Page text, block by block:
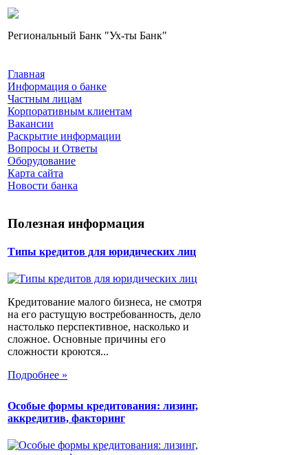
Региональный Банк "Ух-ты Банк"
Главная
Информация о банке
Частным лицам
Корпоративным клиентам
Вакансии
Раскрытие информации
Вопросы и Ответы
Оборудование
Карта сайта
Новости банка
Полезная информация
Типы кредитов для юридических лиц
Кредитование малого бизнеса, не смотря
на его растущую востребованность, дело
настолько перспективное, насколько и
сложное. Основные причины его
сложности кроются...
Подробнее »
Особые формы кредитования: лизинг,
аккредитив, факторинг